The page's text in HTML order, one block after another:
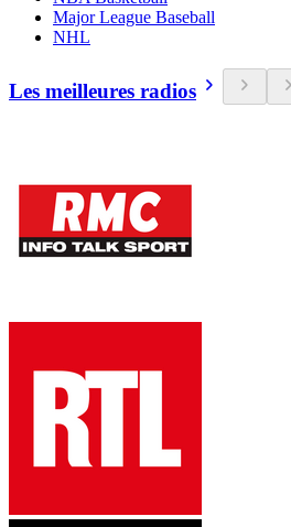
Major League Baseball
NHL
Les meilleures radios